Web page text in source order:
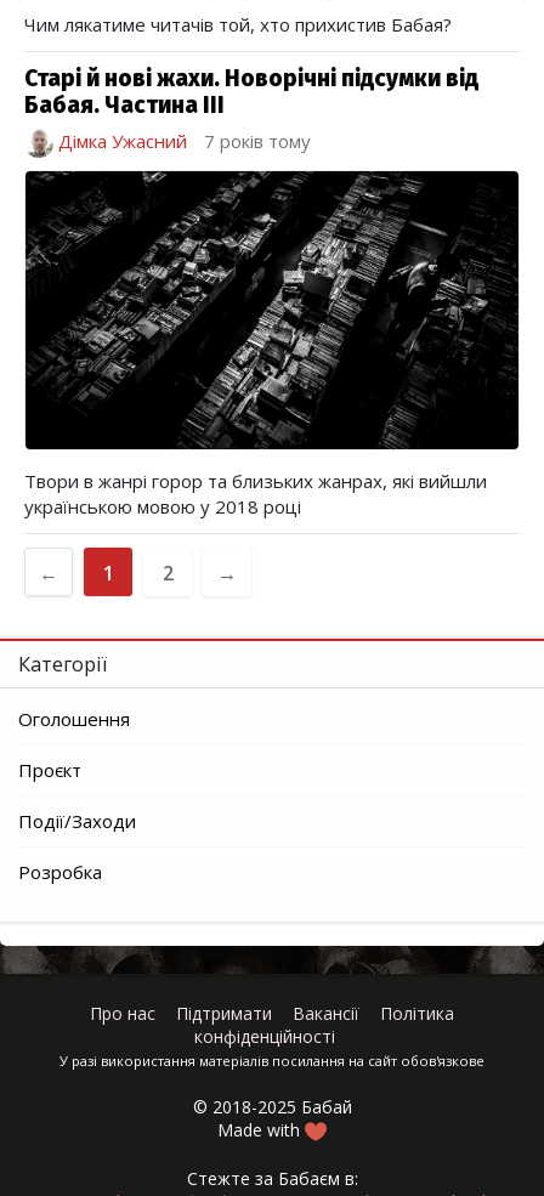
Чим лякатиме читачів той, хто прихистив Бабая?
Старі й нові жахи. Новорічні підсумки від
Бабая. Частина ІІІ
Дімка Ужасний 7 років тому
Твори в жанрі горор та близьких жанрах, які вийшли
українською мовою у 2018 році
← 1 2 →
Категорії
Оголошення
Проєкт
Події/Заходи
Розробка
Про нас Підтримати Вакансії
Політика
конфіденційності
У разі використання матеріалів посилання на сайт обов'язкове
© 2018-2025 Бабай
Made with
Стежте за Бабаєм в: